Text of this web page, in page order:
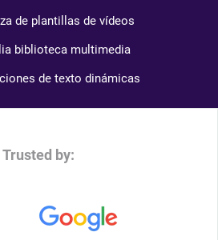
de plantillas de vídeos
biblioteca multimedia
de texto dinámicas
Trusted by: